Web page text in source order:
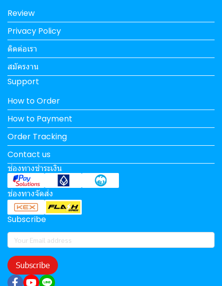
Review
Privacy Policy
ติดต่อเรา
สมัครงาน
Support
How to Order
How to Payment
Order Tracking
Contact us
ช่องทางชำระเงิน
ช่องทางจัดส่ง
Subscribe
Subscribe